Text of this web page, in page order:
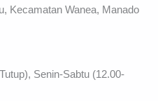
Kecamatan Wanea, Manado
Senin-Sabtu (12.00-